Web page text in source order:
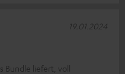
Bundle liefert, voll
19.01.2024